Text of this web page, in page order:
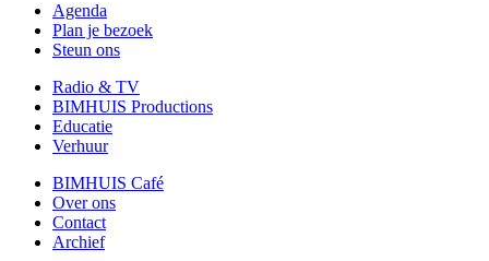
Agenda
Plan je bezoek
Steun ons
Radio & TV
BIMHUIS Productions
Educatie
Verhuur
BIMHUIS Café
Over ons
Contact
Archief